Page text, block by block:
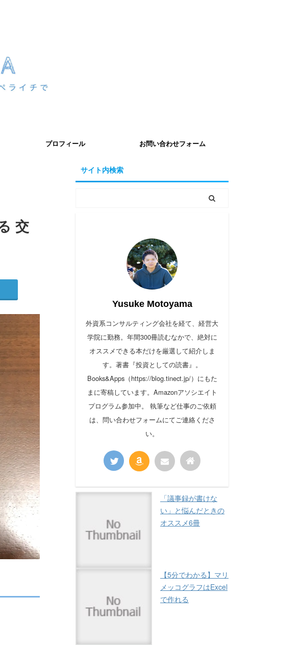
プロフィール お問い合わせフォーム
交
サイト内検索
Yusuke Motoyama
外資系コンサルティング会社を経て、経営大
学院に勤務。年間300冊読むなかで、絶対に
オススメできる本だけを厳選して紹介しま
す。著書『投資としての読書』。
Books&Apps（https://blog.tinect.jp/）にもた
まに寄稿しています。Amazonアソシエイト
プログラム参加中。 執筆など仕事のご依頼
は、問い合わせフォームにてご連絡くださ
い。
「議事録が書けな
い」と悩んだときの
オススメ6冊
【5分でわかる】マリ
メッコグラフはExcel
で作れる